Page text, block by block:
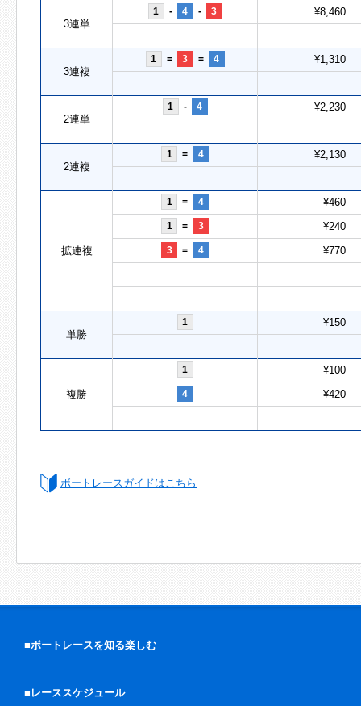
3連単
1 - 4 - 3 ¥8,460
3連複
1 = 3 = 4 ¥1,310
2連単
1 - 4 ¥2,230
2連複
1 = 4 ¥2,130
拡連複
1 = 4 ¥460
1 = 3 ¥240
3 = 4 ¥770
単勝
1 ¥150
複勝
1 ¥100
4 ¥420
ボートレースガイドはこちら
■ボートレースを知る楽しむ
■レーススケジュール